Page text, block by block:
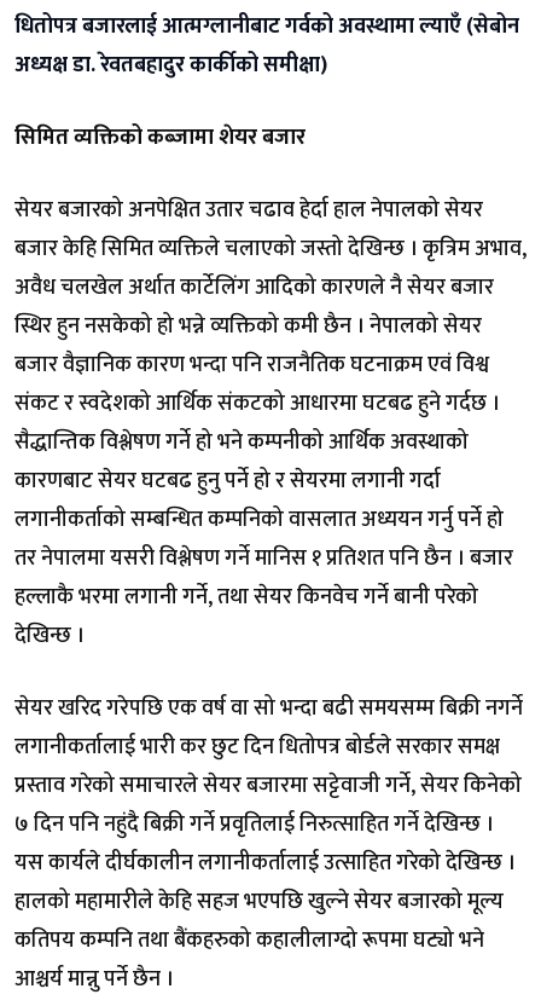
धितोपत्र बजारलाई आत्मग्लानीबाट गर्वको अवस्थामा ल्याएँ (सेबोन
अध्यक्ष डा. रेवतबहादुर कार्कीको समीक्षा)
सिमित व्यक्तिको कब्जामा शेयर बजार
सेयर बजारको अनपेक्षित उतार चढाव हेर्दा हाल नेपालको सेयर
बजार केहि सिमित व्यक्तिले चलाएको जस्तो देखिन्छ । कृत्रिम अभाव,
अवैध चलखेल अर्थात कार्टेलिंग आदिको कारणले नै सेयर बजार
स्थिर हुन नसकेको हो भन्ने व्यक्तिको कमी छैन । नेपालको सेयर
बजार वैज्ञानिक कारण भन्दा पनि राजनैतिक घटनाक्रम एवं विश्व
संकट र स्वदेशको आर्थिक संकटको आधारमा घटबढ हुने गर्दछ ।
सैद्धान्तिक विश्लेषण गर्ने हो भने कम्पनीको आर्थिक अवस्थाको
कारणबाट सेयर घटबढ हुनु पर्ने हो र सेयरमा लगानी गर्दा
लगानीकर्ताको सम्बन्धित कम्पनिको वासलात अध्ययन गर्नु पर्ने हो
तर नेपालमा यसरी विश्लेषण गर्ने मानिस १ प्रतिशत पनि छैन । बजार
हल्लाकै भरमा लगानी गर्ने, तथा सेयर किनवेच गर्ने बानी परेको
देखिन्छ ।
सेयर खरिद गरेपछि एक वर्ष वा सो भन्दा बढी समयसम्म बिक्री नगर्ने
लगानीकर्तालाई भारी कर छुट दिन धितोपत्र बोर्डले सरकार समक्ष
प्रस्ताव गरेको समाचारले सेयर बजारमा सट्टेवाजी गर्ने, सेयर किनेको
७ दिन पनि नहुंदै बिक्री गर्ने प्रवृतिलाई निरुत्साहित गर्ने देखिन्छ ।
यस कार्यले दीर्घकालीन लगानीकर्तालाई उत्साहित गरेको देखिन्छ ।
हालको महामारीले केहि सहज भएपछि खुल्ने सेयर बजारको मूल्य
कतिपय कम्पनि तथा बैंकहरुको कहालीलाग्दो रूपमा घट्यो भने
आश्चर्य मान्नु पर्ने छैन ।